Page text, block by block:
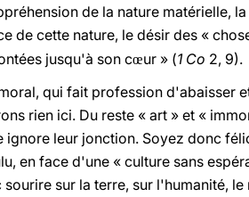
de la nature matérielle,
de cette nature, le désir des «
jusqu'à son cœur » (1 Co 2, 9).
qui fait profession d'abaisser
rien ici. Du reste « art » et «
ignore leur jonction. Soyez donc
en face d'une « culture sans
sourire sur la terre, sur l'humanité,